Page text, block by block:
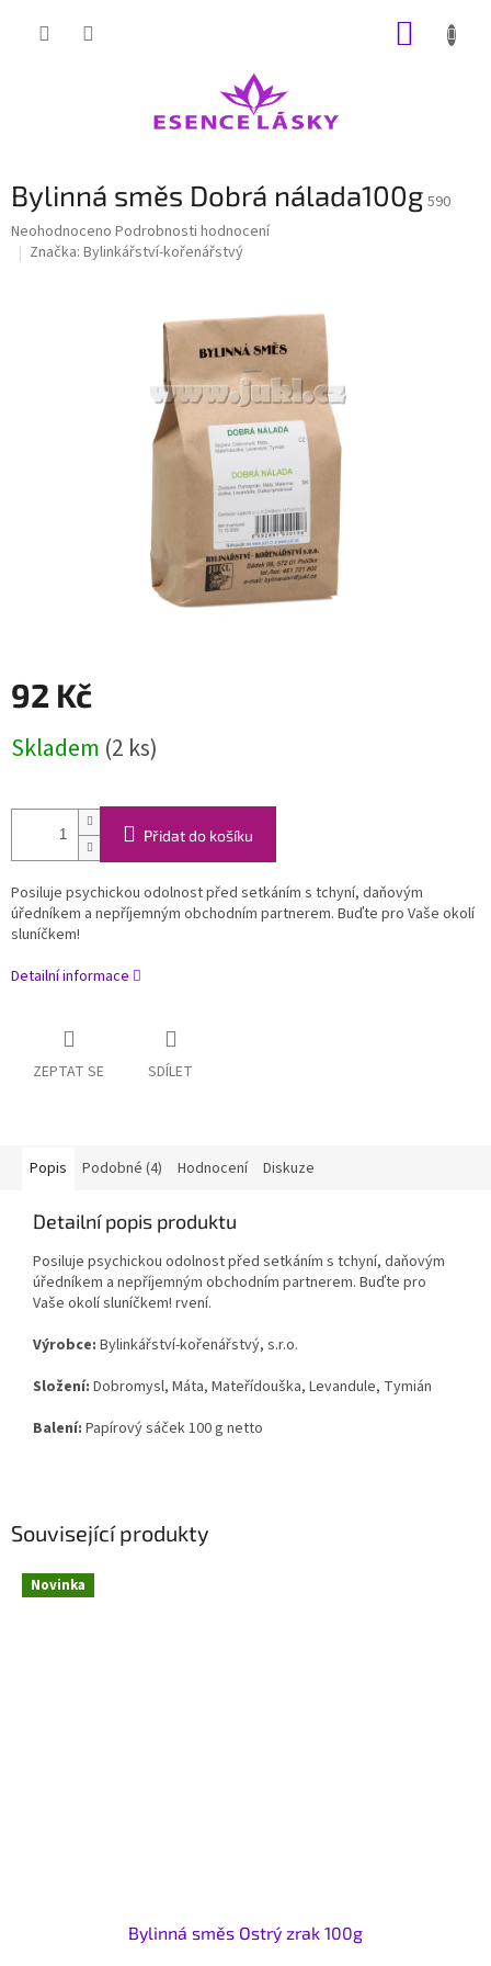
Bylinná směs Dobrá nálada100g 590
Průměrné
hodnocení
Neohodnoceno Podrobnosti hodnocení
Značka: Bylinkářství-kořenářstvý
92 Kč
cena:
Skladem (2 ks)
Přidat do košíku
Posiluje psychickou odolnost před setkáním s tchyní, daňovým
úředníkem a nepříjemným obchodním partnerem. Buďte pro Vaše okolí
sluníčkem!
Detailní informace
ZEPTAT SE SDÍLET
Související produkty
Novinka
Bylinná směs Ostrý zrak 100g
Popis Podobné (4) Hodnocení Diskuze
Detailní popis produktu
Posiluje psychickou odolnost před setkáním s tchyní, daňovým
úředníkem a nepříjemným obchodním partnerem. Buďte pro
Vaše okolí sluníčkem! rvení.
Výrobce: Bylinkářství-kořenářstvý, s.r.o.
Složení: Dobromysl, Máta, Mateřídouška, Levandule, Tymián
Balení: Papírový sáček 100 g netto